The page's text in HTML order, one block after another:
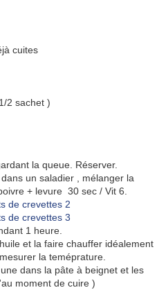
cuites
2 sachet )
la queue. Réserver.
un saladier , mélanger la
+ levure 30 sec / Vit 6.
1 heure.
et la faire chauffer idéalement
la teméprature.
dans la pâte à beignet et les
moment de cuire )